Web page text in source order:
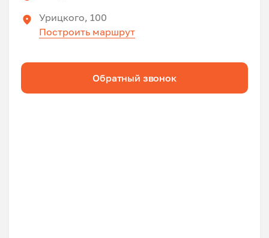
Урицкого, 100
Построить маршрут
Обратный звонок